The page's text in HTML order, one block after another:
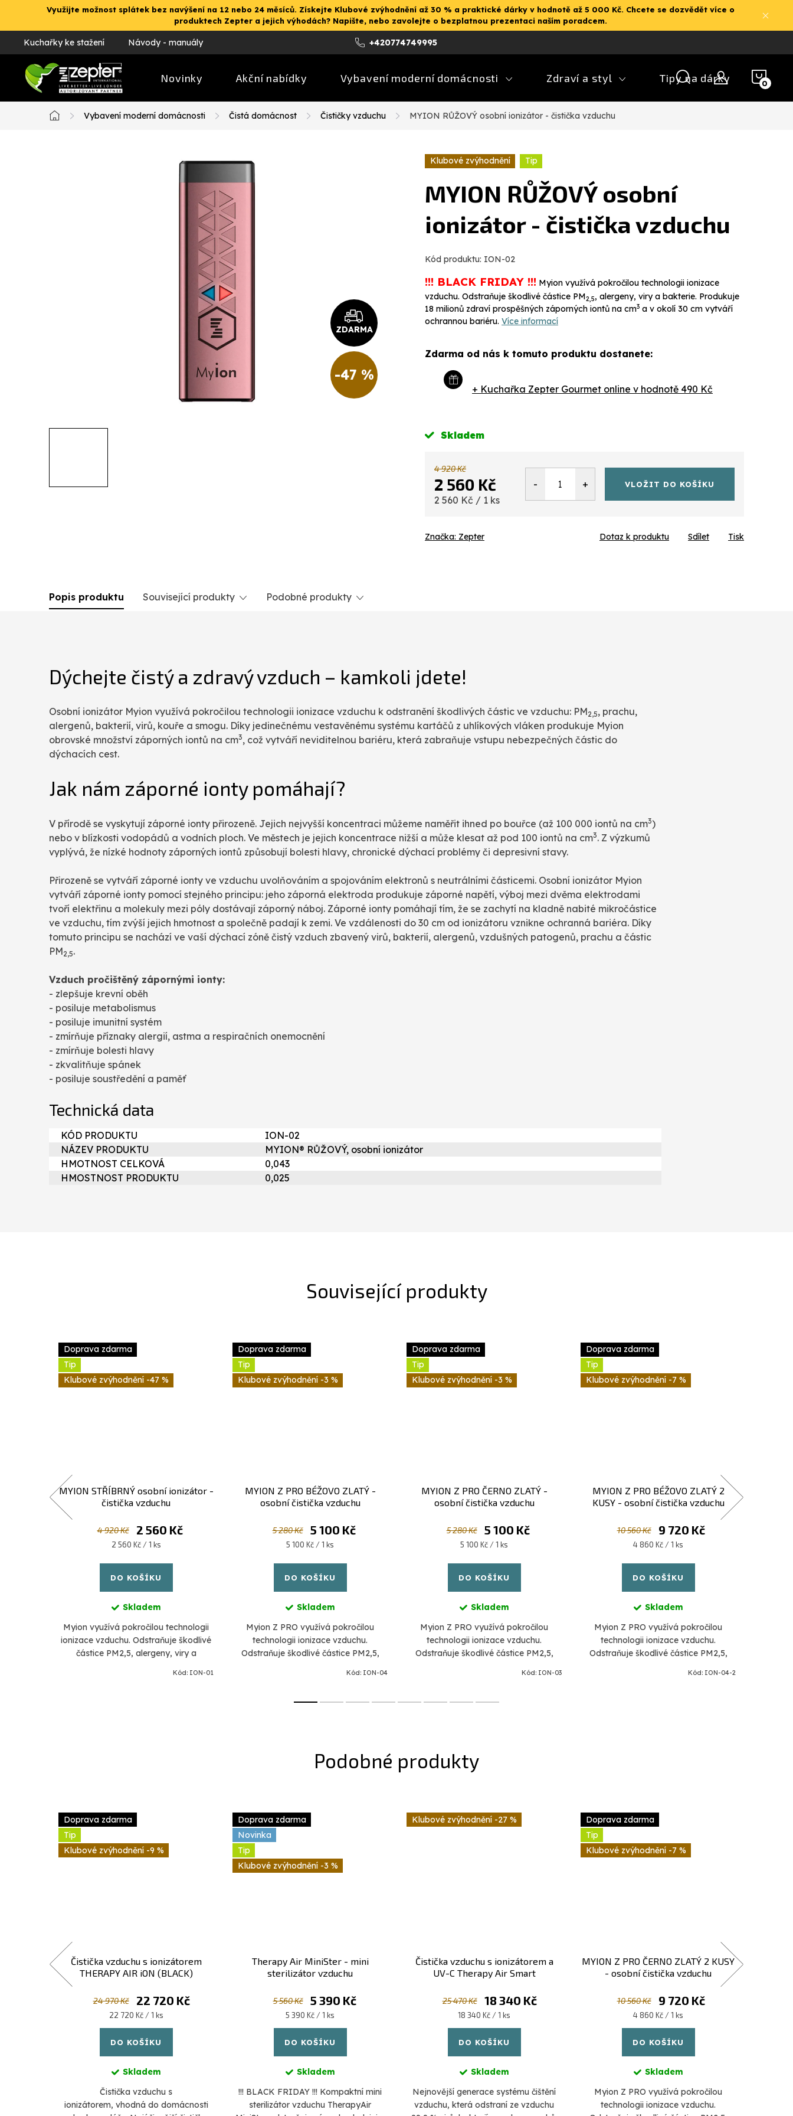
Využijte možnost splátek bez navýšení na 12 nebo 24 měsíců. Získejte Klubové zvýhodnění až 30 % a praktické dárky v hodnotě až 5 000 Kč. Chcete se dozvědět více o
produktech Zepter a jejich výhodách? Napište, nebo zavolejte o bezplatnou prezentaci naším poradcem.
+420774749995
Kuchařky ke stažení Návody - manuály
Novinky Akční nabídky Vybavení moderní domácnosti Zdraví a styl Tipy na dárky
Domů
Vybavení moderní domácnosti Čistá domácnost Čističky vzduchu MYION RŮŽOVÝ osobní ionizátor - čistička vzduchu
ZDARMA
-47 %
Klubové zvýhodnění Tip
MYION RŮŽOVÝ osobní
ionizátor - čistička vzduchu
Kód produktu: ION-02
!!! BLACK FRIDAY !!! Myion využívá pokročilou technologii ionizace
vzduchu. Odstraňuje škodlivé částice PM2,5, alergeny, viry a bakterie. Produkuje
18 milionů zdraví prospěšných záporných iontů na cm3 a v okolí 30 cm vytváří
ochrannou bariéru. Více informací
Zdarma od nás k tomuto produktu dostanete:
+ Kuchařka Zepter Gourmet online v hodnotě 490 Kč
Skladem
4 920 Kč
2 560 Kč
Měrná
2 560 Kč / 1 ks
VLOŽIT DO KOŠÍKU
Značka: Zepter Tisk
Dotaz k produktu Sdílet
Popis produktu Související produkty Podobné produkty
Dýchejte čistý a zdravý vzduch – kamkoli jdete!
Osobní ionizátor Myion využívá pokročilou technologii ionizace vzduchu k odstranění škodlivých částic ve vzduchu: PM2,5, prachu,
alergenů, bakterií, virů, kouře a smogu. Díky jedinečnému vestavěnému systému kartáčů z uhlíkových vláken produkuje Myion
obrovské množství záporných iontů na cm3, což vytváří neviditelnou bariéru, která zabraňuje vstupu nebezpečných částic do
dýchacích cest.
Jak nám záporné ionty pomáhají?
V přírodě se vyskytují záporné ionty přirozeně. Jejich nejvyšší koncentraci můžeme naměřit ihned po bouřce (až 100 000 iontů na cm3)
nebo v blízkosti vodopádů a vodních ploch. Ve městech je jejich koncentrace nižší a může klesat až pod 100 iontů na cm3. Z výzkumů
vyplývá, že nízké hodnoty záporných iontů způsobují bolesti hlavy, chronické dýchací problémy či depresivní stavy.
Přirozeně se vytváří záporné ionty ve vzduchu uvolňováním a spojováním elektronů s neutrálními částicemi. Osobní ionizátor Myion
vytváří záporné ionty pomocí stejného principu: jeho záporná elektroda produkuje záporné napětí, výboj mezi dvěma elektrodami
tvoří elektřinu a molekuly mezi póly dostávají záporný náboj. Záporné ionty pomáhají tím, že se zachytí na kladně nabité mikročástice
ve vzduchu, tím zvýší jejich hmotnost a společně padají k zemi. Ve vzdálenosti do 30 cm od ionizátoru vznikne ochranná bariéra. Díky
tomuto principu se nachází ve vaší dýchací zóně čistý vzduch zbavený virů, bakterií, alergenů, vzdušných patogenů, prachu a částic
PM2,5.
Vzduch pročištěný zápornými ionty:
- zlepšuje krevní oběh
- posiluje metabolismus
- posiluje imunitní systém
- zmírňuje příznaky alergií, astma a respiračních onemocnění
- zmírňuje bolesti hlavy
- zkvalitňuje spánek
- posiluje soustředění a paměť
Technická data
KÓD PRODUKTU
ION-02
NÁZEV PRODUKTU
MYION® RŮŽOVÝ, osobní ionizátor
HMOTNOST CELKOVÁ
0,043
HMOSTNOST PRODUKTU
0,025
Související produkty
Doprava zdarma
Tip
-47 %
MYION STŘÍBRNÝ osobní ionizátor -
čistička vzduchu
4 920 Kč 2 560 Kč
Měrná
2 560 Kč / 1 ks
DO KOŠÍKU
Skladem
Myion využívá pokročilou technologii
ionizace vzduchu. Odstraňuje škodlivé
částice PM2,5, alergeny, viry a
Kód: ION-01
Doprava zdarma
Tip
-3 %
MYION Z PRO BÉŽOVO ZLATÝ -
osobní čistička vzduchu
5 280 Kč 5 100 Kč
Měrná
5 100 Kč / 1 ks
DO KOŠÍKU
Skladem
Myion Z PRO využívá pokročilou
technologii ionizace vzduchu.
Odstraňuje škodlivé částice PM2,5,
Kód: ION-04
Doprava zdarma
Tip
-3 %
MYION Z PRO ČERNO ZLATÝ -
osobní čistička vzduchu
5 280 Kč 5 100 Kč
Měrná
5 100 Kč / 1 ks
DO KOŠÍKU
Skladem
Myion Z PRO využívá pokročilou
technologii ionizace vzduchu.
Odstraňuje škodlivé částice PM2,5,
Kód: ION-03
Doprava zdarma
Tip
-7 %
MYION Z PRO BÉŽOVO ZLATÝ 2
KUSY - osobní čistička vzduchu
10 560 Kč 9 720 Kč
Měrná
4 860 Kč / 1 ks
DO KOŠÍKU
Skladem
Myion Z PRO využívá pokročilou
technologii ionizace vzduchu.
Odstraňuje škodlivé částice PM2,5,
Kód: ION-04-2
Doprava zdarma
Tip
-9 %
Čistička vzduchu s ionizátorem
THERAPY AIR iON (BLACK)
24 970 Kč 22 720 Kč
Měrná
cena:
22 720 Kč / 1 ks
DO KOŠÍKU
Skladem
Čistička vzduchu s
ionizátorem, vhodná do domácnosti
Doprava zdarma
Novinka
Tip
-3 %
Therapy Air MiniSter - mini
sterilizátor vzduchu
5 560 Kč 5 390 Kč
Měrná
cena:
5 390 Kč / 1 ks
DO KOŠÍKU
Skladem
!!! BLACK FRIDAY !!! Kompaktní mini
sterilizátor vzduchu TherapyAir
-27 %
Čistička vzduchu s ionizátorem a
UV-C Therapy Air Smart
25 470 Kč 18 340 Kč
Měrná
cena:
18 340 Kč / 1 ks
DO KOŠÍKU
Skladem
Nejnovější generace systému čištění
vzduchu, která odstraní ze vzduchu
Doprava zdarma
Tip
-7 %
MYION Z PRO ČERNO ZLATÝ 2 KUSY
- osobní čistička vzduchu
10 560 Kč 9 720 Kč
Měrná
cena:
4 860 Kč / 1 ks
DO KOŠÍKU
Skladem
Myion Z PRO využívá pokročilou
technologii ionizace vzduchu.